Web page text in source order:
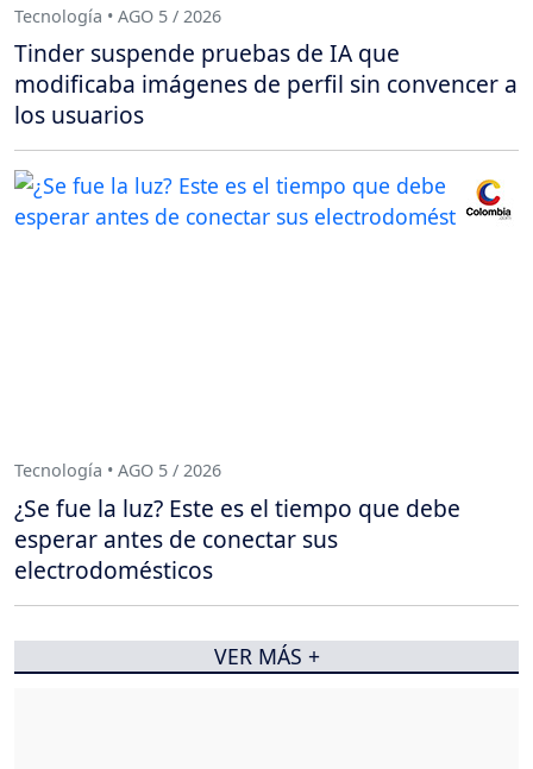
Tecnología • AGO 5 / 2026
Tinder suspende pruebas de IA que
modificaba imágenes de perfil sin convencer a
los usuarios
Tecnología • AGO 5 / 2026
¿Se fue la luz? Este es el tiempo que debe
esperar antes de conectar sus
electrodomésticos
VER MÁS +